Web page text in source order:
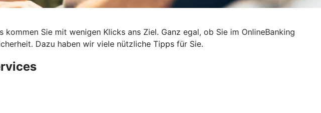
Sie mit wenigen Klicks ans Ziel. Ganz egal, ob Sie im OnlineBanking
Dazu haben wir viele nützliche Tipps für Sie.